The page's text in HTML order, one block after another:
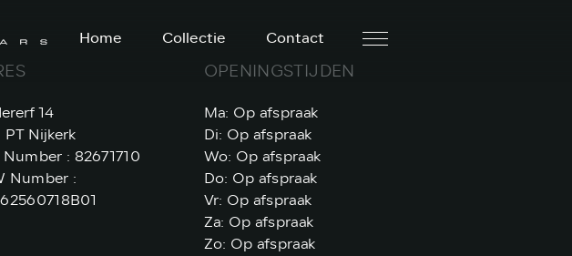
Home Collectie Contact
14
PT Nijkerk
Number : 82671710
Number :
OPENINGSTIJDEN
Ma: Op afspraak
Di: Op afspraak
Wo: Op afspraak
Do: Op afspraak
Vr: Op afspraak
Za: Op afspraak
Zo: Op afspraak